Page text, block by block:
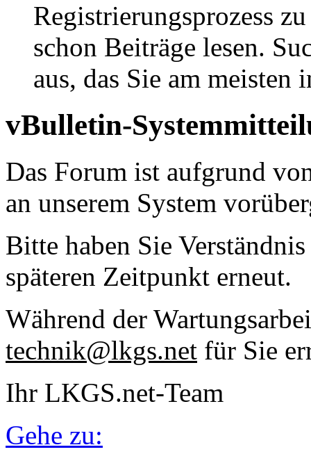
Registrierungsprozess
schon Beiträge lesen.
aus, das Sie am meisten
vBulletin-
Das Forum ist aufgrund
an unserem System
Bitte haben Sie
späteren Zeitpunkt erneut.
Während der
technik@lkgs.net für Sie
Ihr LKGS.net-Team
Gehe zu: